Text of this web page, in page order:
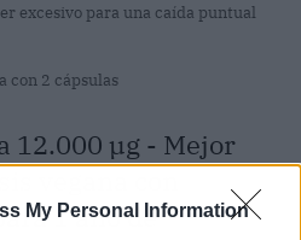
My Personal Information
excesivo para una caída puntual
con 2 cápsulas
µg - Mejor
1 año de